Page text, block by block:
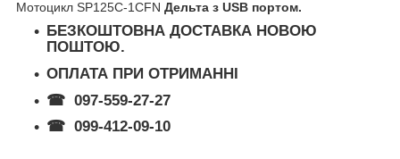
Мотоцикл SP125C-1CFN Дельта з USB портом.
БЕЗКОШТОВНА ДОСТАВКА НОВОЮ
ПОШТОЮ.
ОПЛАТА ПРИ ОТРИМАННІ
☎ 097-559-27-27
☎ 099-412-09-10